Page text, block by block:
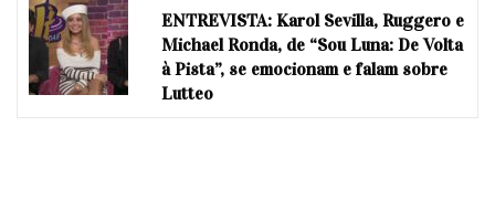
ENTREVISTA: Karol Sevilla, Ruggero e
Michael Ronda, de “Sou Luna: De Volta
à Pista”, se emocionam e falam sobre
Lutteo